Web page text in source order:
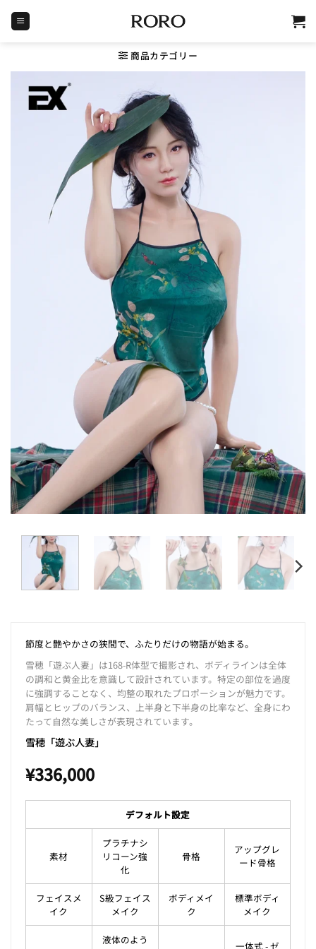
content
商品カテゴリー
節度と艶やかさの狭間で、ふたりだけの物語が始まる。
雪穂「遊ぶ人妻」は168-R体型で撮影され、ボディラインは全体
の調和と黄金比を意識して設計されています。特定の部位を過度
に強調することなく、均整の取れたプロポーションが魅力です。
肩幅とヒップのバランス、上半身と下半身の比率など、全身にわ
たって自然な美しさが表現されています。
雪穂「遊ぶ人妻」
¥336,000
デフォルト設定
素材
プラチナシ
リコーン強
化
骨格
アップグレ
ード骨格
フェイスメ
イク
S級フェイス
メイク
ボディメイ
ク
標準ボディ
メイク
液体のよう
一体式 - ゼ